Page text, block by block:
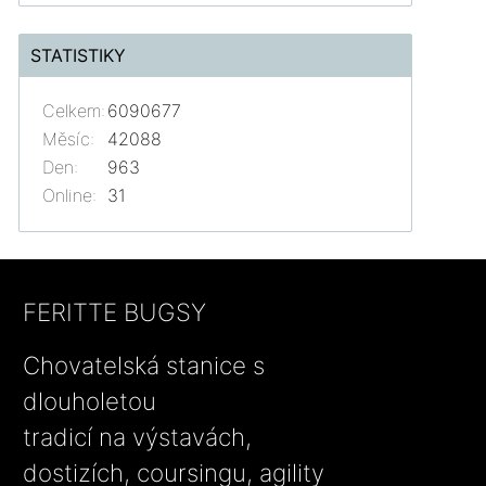
STATISTIKY
Online: 31
Celkem: 6090677
Měsíc:
42088
Den:
963
FERITTE BUGSY
Chovatelská stanice s
dlouholetou
tradicí na výstavách,
dostizích, coursingu, agility